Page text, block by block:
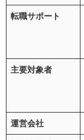
転職サポート
主要対象者
運営会社